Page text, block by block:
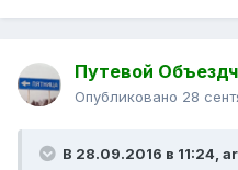
Путевой
Опубликовано 28
В 28.09.2016 в 11:24,